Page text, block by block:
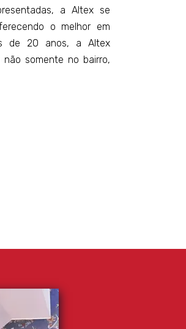
a Altex se
o melhor em
de 20 anos, a Altex
somente no bairro,